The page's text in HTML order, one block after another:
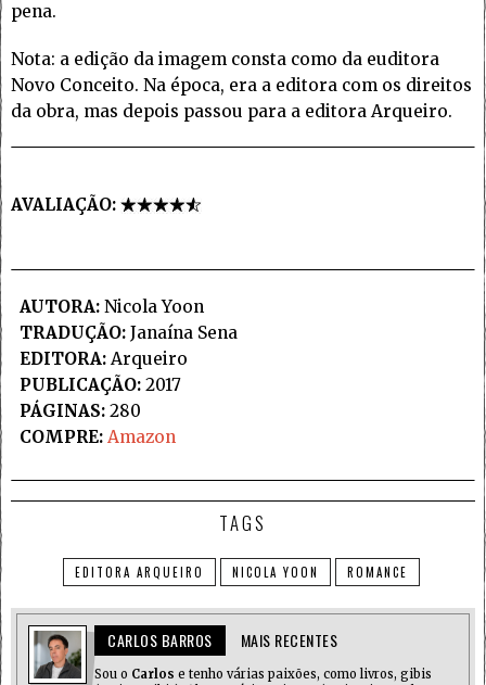
pena.
Nota: a edição da imagem consta como da euditora
Novo Conceito. Na época, era a editora com os direitos
da obra, mas depois passou para a editora Arqueiro.
AVALIAÇÃO:
AUTORA:Nicola Yoon
TRADUÇÃO:Janaína Sena
EDITORA:Arqueiro
PUBLICAÇÃO:2017
PÁGINAS:280
COMPRE: Amazon
TAGS
EDITORA ARQUEIRO NICOLA YOON ROMANCE
CARLOS BARROS MAIS RECENTES
Sou o Carlos e tenho várias paixões, como livros, gibis